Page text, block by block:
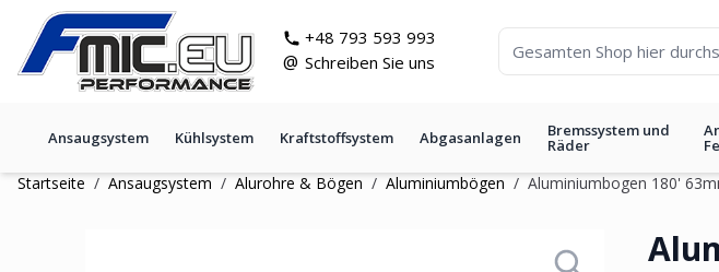
Zum Inhalt springen
+48 793 593 993
@ Schreiben Sie uns
Ansaugsystem Kühlsystem Kraftstoffsystem Abgasanlagen Bremssystem und
Räder
Startseite / Ansaugsystem / Alurohre & Bögen / Aluminiumbögen / Aluminiumbogen 180'
Aluminiumbogen 180' 63mm, 60cm